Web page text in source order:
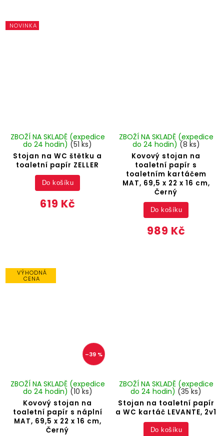
NOVINKA
Stojan na WC štětku a
toaletní papír ZELLER
ZBOŽÍ NA SKLADĚ (expedice
do 24 hodin) (51 ks)
619 Kč
Do košíku
Kovový stojan na
toaletní papír s
toaletním kartáčem
MAT, 69,5 x 22 x 16 cm,
Černý
ZBOŽÍ NA SKLADĚ (expedice
do 24 hodin) (8 ks)
989 Kč
Do košíku
VÝHODNÁ
CENA
–39 %
Kovový stojan na
toaletní papír s náplní
MAT, 69,5 x 22 x 16 cm,
Černý
ZBOŽÍ NA SKLADĚ (expedice
do 24 hodin) (10 ks)
Stojan na toaletní papír
a WC kartáč LEVANTE, 2v1
ZBOŽÍ NA SKLADĚ (expedice
do 24 hodin) (35 ks)
Do košíku